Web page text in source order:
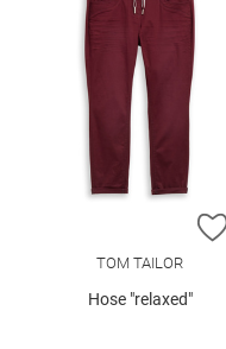
TOM TAILOR
Hose "relaxed"